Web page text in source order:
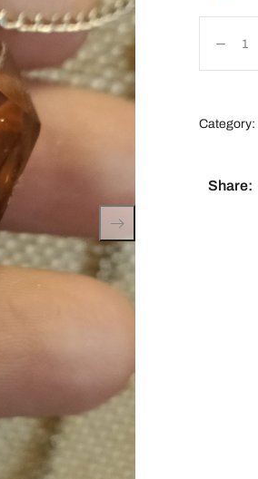
Category:
Share: